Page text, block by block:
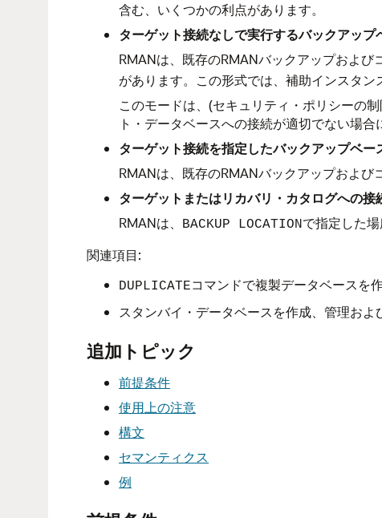
含む、いくつかの利点があります。
ターゲット接続なしで実行するバックアップ
RMANは、既存のRMANバックアップおよび
があります。この形式では、補助インスタン
このモードは、(セキュリティ・ポリシーの
ト・データベースへの接続が適切でない場合
ターゲット接続を指定したバックアップベー
RMANは、既存のRMANバックアップおよび
ターゲットまたはリカバリ・カタログへの
RMANは、
BACKUP LOCATIONで指定した
関連項目:
DUPLICATEコマンドで複製データベースを
スタンバイ・データベースを作成、管理およ
追加トピック
前提条件
使用上の注意
構文
セマンティクス
例